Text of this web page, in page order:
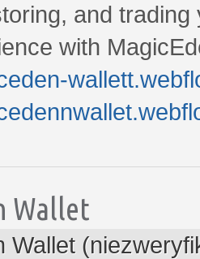
and
with
Wallet
Wallet